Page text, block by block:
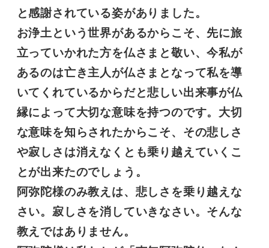
と感謝されている姿がありました。
お浄土という世界があるからこそ、先に旅
立っていかれた方を仏さまと敬い、今私が
あるのは亡き主人が仏さまとなって私を導
いてくれているからだと悲しい出来事が仏
縁によって大切な意味を持つのです。大切
な意味を知らされたからこそ、その悲しさ
や寂しさは消えなくとも乗り越えていくこ
とが出来たのでしょう。
阿弥陀様のみ教えは、悲しさを乗り越えな
さい。寂しさを消していきなさい。そんな
教えではありません。